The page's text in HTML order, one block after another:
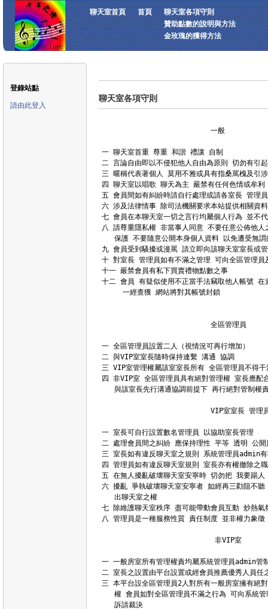
聊天室首頁 首頁
聊天室各項守則
贊助點數的說明與方法
金玫瑰的獲得方法
登錄站點
請由此登入
聊天室各項守則
                          一般
一 聊天室首重 尊重 和諧 禮讓 自制
二 言論自由即以不侵犯他人自由為原則 切勿有引
三 暱稱代表著個人 莫用不雅或具有指桑罵槐及引
四 聊天室以唱歌 聊天為主 嚴禁有任何色情或牟利
五 會員間如有糾紛時請自行處理或請各室長 管理
六 涉及法律情事 除司法機關要求本站提供相關資
七 會員在本聊天室一切之言行均屬個人行為 並不
八 請尊重隱私權 非當事人同意 不要任意公佈他人
保護 不要隨意公開本身個人資料 以免遭受無謂
九 會員受到騷擾或漫罵 請立即向該聊天室室長或
十 對室長 管理員如有不滿之管理 可向全區管理員
十一 嚴禁會員有私下買賣禮物點數之事
十二 會員 有疑似使用不正當手法竊取他人帳號 在
     一經查獲 網站將對其帳號封鎖
                          全區管理員
一 全區管理員設置二人（視情況可再行增加）
二 與VIP室室長隨時保持連繫 溝通 協調
三 VIP室管理權屬該室室長所有 全區管理員不得
四 非VIP室 全區管理員具有絕對管理權 室長應配
與該室長先行溝通協調前提下 再行絕對管制權
VIP室室長 管理
一 室長可自行設置數名管理員 以協助室長管理
二 處理會員間之糾紛 應保持理性 平等 透明 公開
三 室長如有違反聊天室之規則 系統管理員admin
四 管理員如有違反聊天室規則 室長亦有權撤除之職
五 在無人擾亂破壞聊天室安寧時 切勿把 我要踼人
六 擾亂 爭執破壞聊天室安寧者 如經再三勸阻不
   出聊天室之權
七 除維護聊天室秩序 盡可能帶動會員互動 炒熱氣
八 管理員是一種服務性質 責任制度 並非權力象徵
                           非VIP室
一 一般房室所有管理權責均屬系統管理員admin管
二 室長之設置由平台設置或經會員推薦優秀人員任
三 本平台設全區管理員2人對所有一般房室擁有絕
權 會員如對全區管理員不滿之行為 可向系統
   訴請裁決